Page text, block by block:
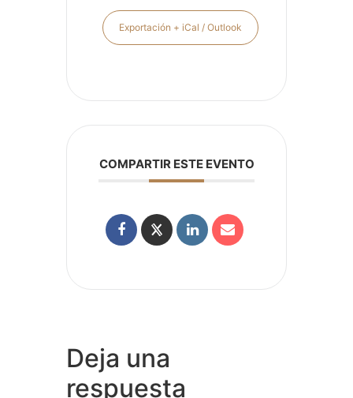
Exportación + iCal / Outlook
COMPARTIR ESTE EVENTO
Deja una
respuesta